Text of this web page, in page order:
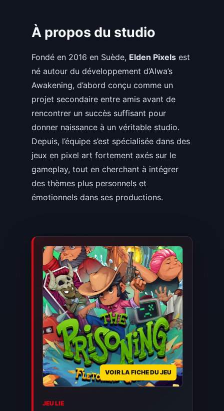
À propos du studio
Fondé en 2016 en Suède, Elden Pixelsest
né autour du développement d’Alwa’s
Awakening, d’abord conçu comme un
projet secondaire entre amis avant de
rencontrer un succès suffisant pour
donner naissance à un véritable studio.
Depuis, l’équipe s’est spécialisée dans des
jeux en pixel art fortement axés sur le
gameplay, tout en cherchant à intégrer
des thèmes plus personnels et
émotionnels dans ses productions.
VOIR LA FICHE DU JEU
JEU LIE